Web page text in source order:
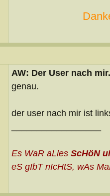
AW: Der User nach
genau.
der user nach mir ist
Es WaR aLles ScHöN
eS gIbT nIcHtS, wAs